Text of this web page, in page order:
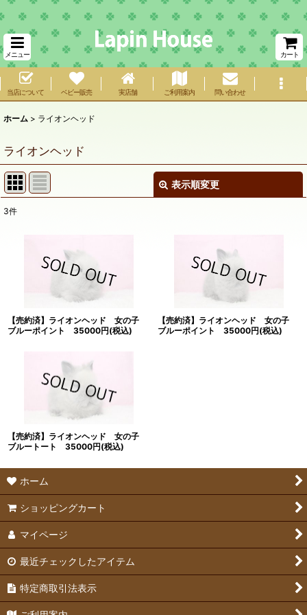
メニュー カート
当店について ベビー販売 実店舗 ご利用案内 問い合わせ
ホーム > ライオンヘッド
ライオンヘッド
表示順変更
在庫あり
絞り込む
3件
【売約済】ライオンヘッド 女の子
ブルーポイント 35000円(税込)
【売約済】ライオンヘッド 女の子
ブルーポイント 35000円(税込)
【売約済】ライオンヘッド 女の子
ブルートート 35000円(税込)
ホーム
ショッピングカート
マイページ
最近チェックしたアイテム
特定商取引法表示